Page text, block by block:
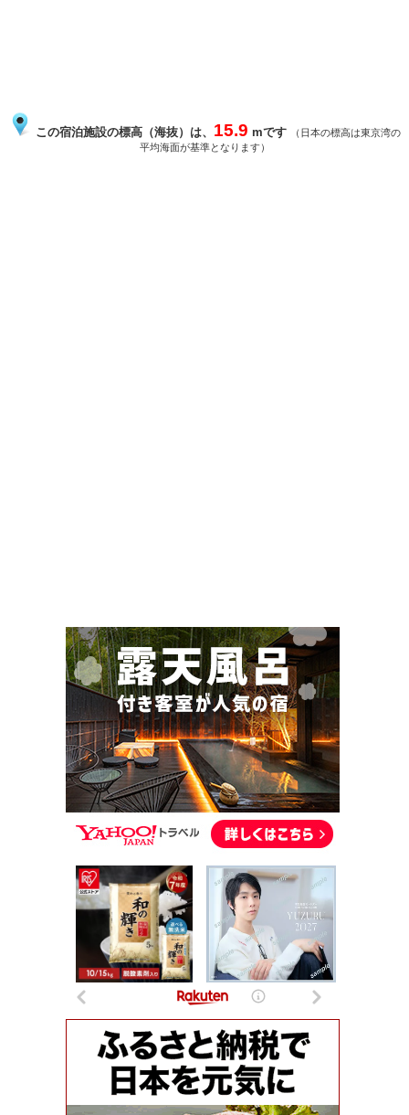
この宿泊施設の標高（海抜）は、 15.9 mです
（日本の標高は東京湾の
平均海面が基準となります）